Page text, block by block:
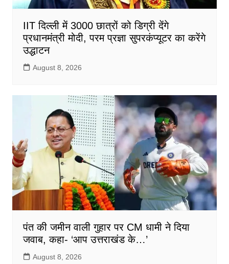
IIT दिल्ली में 3000 छात्रों को डिग्री देंगे
प्रधानमंत्री मोदी, परम प्रज्ञा सुपरकंप्यूटर का करेंगे
उद्धाटन
August 8, 2026
पंत की जमीन वाली गुहार पर CM धामी ने दिया
जवाब, कहा- ‘आप उत्तराखंड के…’
August 8, 2026